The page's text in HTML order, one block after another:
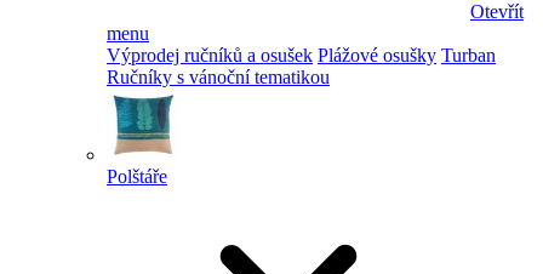
Otevřít
menu
Výprodej ručníků a osušek Plážové osušky Turban
Ručníky s vánoční tematikou
Polštáře